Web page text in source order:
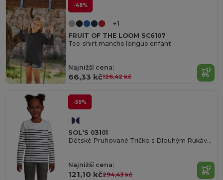
-48%
+1
FRUIT OF THE LOOM SC6107
Tee-shirt manche longue enfant
Najnižší cena:
66,33 kč126,42 kč
-59%
SOL'S 03101
Dětské Pruhované Tričko s Dlouhým Rukávem
Najnižší cena:
121,10 kč294,43 kč